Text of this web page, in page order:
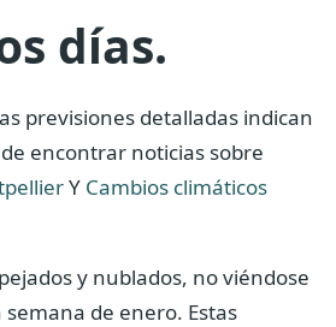
días.
previsiones detalladas indican
encontrar noticias sobre
Y Cambios climáticos
y nublados, no viéndose
de enero. Estas